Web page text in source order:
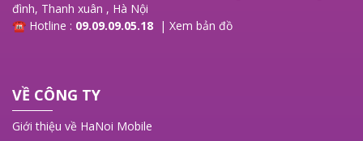
đình, Thanh xuân , Hà Nội
☎ Hotline : 09.09.09.05.18 | Xem bản đồ
VỀ CÔNG TY
Giới thiệu về HaNoi Mobile